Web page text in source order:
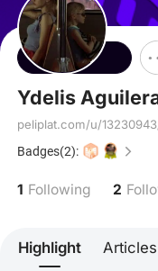
Follow
Ydelis
peliplat.com/u/
Badges(2):
1 Following 2
Highlight Articles